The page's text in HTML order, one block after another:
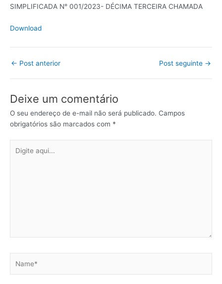
SIMPLIFICADA N° 001/2023- DÉCIMA TERCEIRA CHAMADA
Download
← Post anterior Post seguinte →
Deixe um comentário
O seu endereço de e-mail não será publicado. Campos
obrigatórios são marcados com *
aqui...